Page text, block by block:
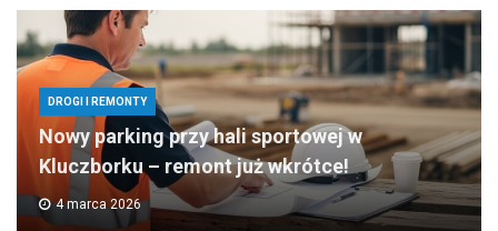
DROGI I REMONTY
Nowy parking przy hali sportowej w
Kluczborku – remont już wkrótce!
4 marca 2026